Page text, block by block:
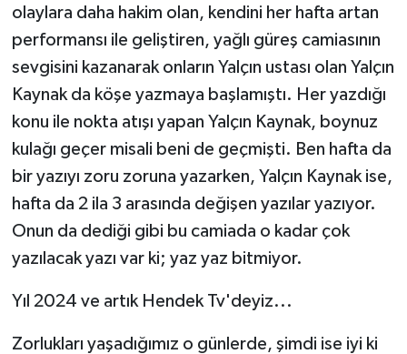
olaylara daha hakim olan, kendini her hafta artan
performansı ile geliştiren, yağlı güreş camiasının
sevgisini kazanarak onların Yalçın ustası olan Yalçın
Kaynak da köşe yazmaya başlamıştı. Her yazdığı
konu ile nokta atışı yapan Yalçın Kaynak, boynuz
kulağı geçer misali beni de geçmişti. Ben hafta da
bir yazıyı zoru zoruna yazarken, Yalçın Kaynak ise,
hafta da 2 ila 3 arasında değişen yazılar yazıyor.
Onun da dediği gibi bu camiada o kadar çok
yazılacak yazı var ki; yaz yaz bitmiyor.
Yıl 2024 ve artık Hendek Tv'deyiz...
Zorlukları yaşadığımız o günlerde, şimdi ise iyi ki